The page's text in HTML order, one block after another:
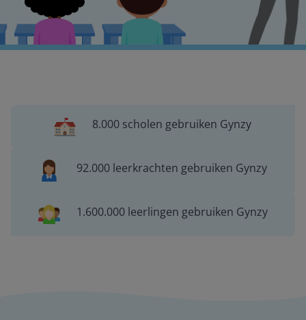
8.000 scholen gebruiken Gynzy
92.000 leerkrachten gebruiken Gynzy
1.600.000 leerlingen gebruiken Gynzy